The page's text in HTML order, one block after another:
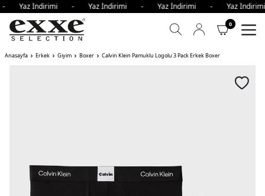
Yaz İndirimi - Yaz İndirimi - Yaz İndirimi - Yaz
0
Anasayfa Erkek Giyim Boxer Calvin Klein Pamuklu Logolu 3 Pack Erkek Boxer